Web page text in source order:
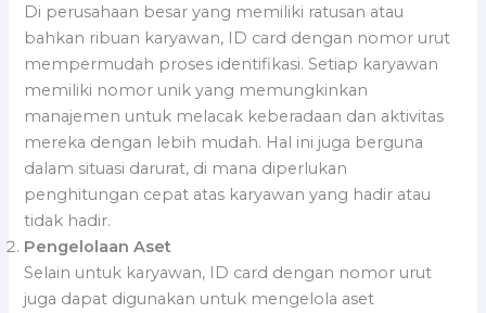
Di perusahaan besar yang memiliki ratusan atau
bahkan ribuan karyawan, ID card dengan nomor urut
mempermudah proses identifikasi. Setiap karyawan
memiliki nomor unik yang memungkinkan
manajemen untuk melacak keberadaan dan aktivitas
mereka dengan lebih mudah. Hal ini juga berguna
dalam situasi darurat, di mana diperlukan
penghitungan cepat atas karyawan yang hadir atau
tidak hadir.
Pengelolaan Aset
Selain untuk karyawan, ID card dengan nomor urut
juga dapat digunakan untuk mengelola aset